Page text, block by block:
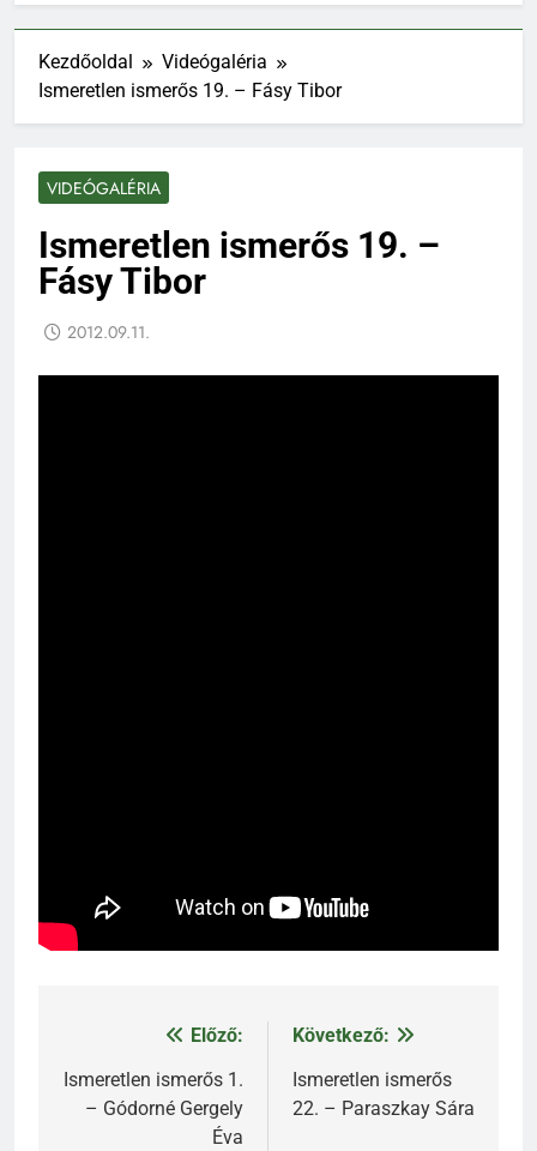
Kezdőoldal
Videógaléria
Ismeretlen ismerős 19. – Fásy Tibor
VIDEÓGALÉRIA
Ismeretlen ismerős 19. –
Fásy Tibor
2012.09.11.
Bejegyzés
navigáció
Előző:
Ismeretlen ismerős 1.
– Gódorné Gergely
Éva
Következő:
Ismeretlen ismerős
22. – Paraszkay Sára